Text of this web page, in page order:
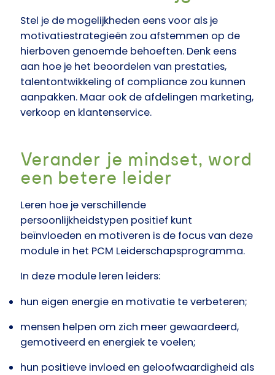
Stel je de mogelijkheden eens voor als je
motivatiestrategieën zou afstemmen op de
hierboven genoemde behoeften. Denk eens
aan hoe je het beoordelen van prestaties,
talentontwikkeling of compliance zou kunnen
aanpakken. Maar ook de afdelingen marketing,
verkoop en klantenservice.
Verander je mindset, word
een betere leider
Leren hoe je verschillende
persoonlijkheidstypen positief kunt
beïnvloeden en motiveren is de focus van deze
module in het PCM Leiderschapsprogramma.
In deze module leren leiders:
hun eigen energie en motivatie te verbeteren;
mensen helpen om zich meer gewaardeerd,
gemotiveerd en energiek te voelen;
hun positieve invloed en geloofwaardigheid als